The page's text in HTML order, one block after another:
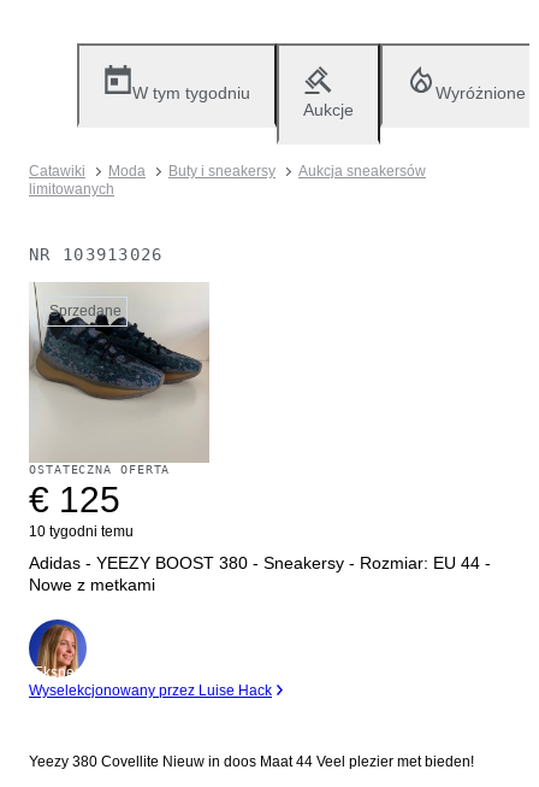
W tym tygodniu
Aukcje
Wyróżnione
Catawiki Moda Buty i sneakersy
Aukcja sneakersów
limitowanych
NR 103913026
Sprzedane
OSTATECZNA OFERTA
€ 125
10 tygodni temu
Adidas - YEEZY BOOST 380 - Sneakersy - Rozmiar: EU 44 -
Nowe z metkami
Ekspert
Wyselekcjonowany przez Luise Hack
Yeezy 380 Covellite Nieuw in doos Maat 44 Veel plezier met bieden!